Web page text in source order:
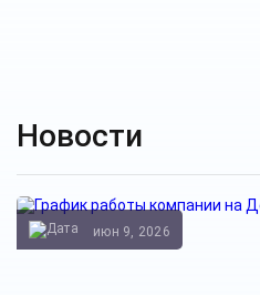
Новости
июн 9, 2026